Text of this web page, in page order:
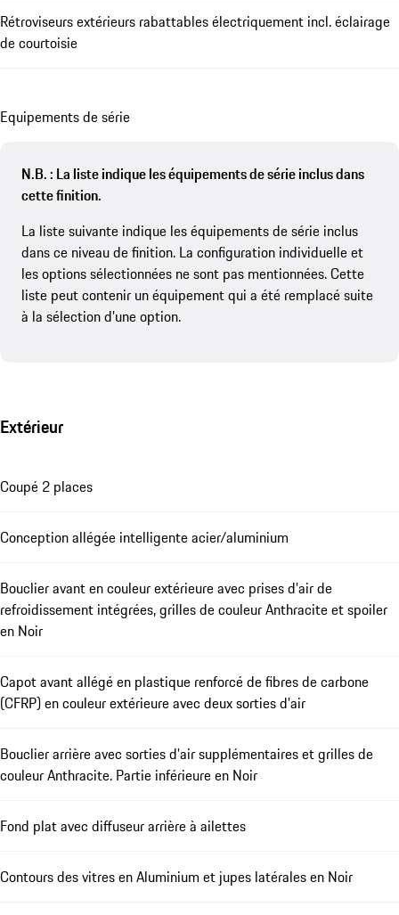
Rétroviseurs extérieurs rabattables électriquement incl. éclairage
de courtoisie
Equipements de série
N.B. : La liste indique les équipements de série inclus dans
cette finition.
La liste suivante indique les équipements de série inclus
dans ce niveau de finition. La configuration individuelle et
les options sélectionnées ne sont pas mentionnées. Cette
liste peut contenir un équipement qui a été remplacé suite
à la sélection d’une option.
Extérieur
Coupé 2 places
Conception allégée intelligente acier/aluminium
Bouclier avant en couleur extérieure avec prises d'air de
refroidissement intégrées, grilles de couleur Anthracite et spoiler
en Noir
Capot avant allégé en plastique renforcé de fibres de carbone
(CFRP) en couleur extérieure avec deux sorties d'air
Bouclier arrière avec sorties d'air supplémentaires et grilles de
couleur Anthracite. Partie inférieure en Noir
Fond plat avec diffuseur arrière à ailettes
Contours des vitres en Aluminium et jupes latérales en Noir